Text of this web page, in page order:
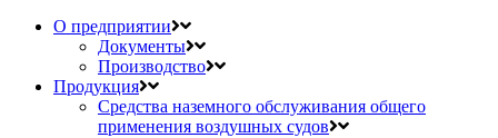
О предприятии
Документы
Производство
Продукция
Средства наземного обслуживания общего
применения воздушных судов